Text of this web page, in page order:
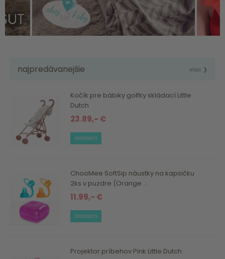
najpredávanejšie viac ❯
Kočík pre bábiky golfky skládací Little
Dutch
23.89,- €
skladom
ChooMee SoftSip náustky na kapsičku
2ks v puzdre (Orange ...
11.99,- €
skladom
Projektor príbehov Pink Little Dutch